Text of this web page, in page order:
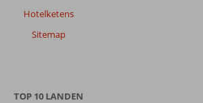
Hotelketens
Sitemap
TOP 10 LANDEN